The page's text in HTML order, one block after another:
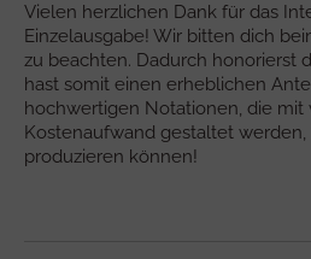
Vielen herzlichen Dank für das
Einzelausgabe! Wir bitten dich
zu beachten. Dadurch honorierst
hast somit einen erheblichen
hochwertigen Notationen, die
Kostenaufwand gestaltet
produzieren können!